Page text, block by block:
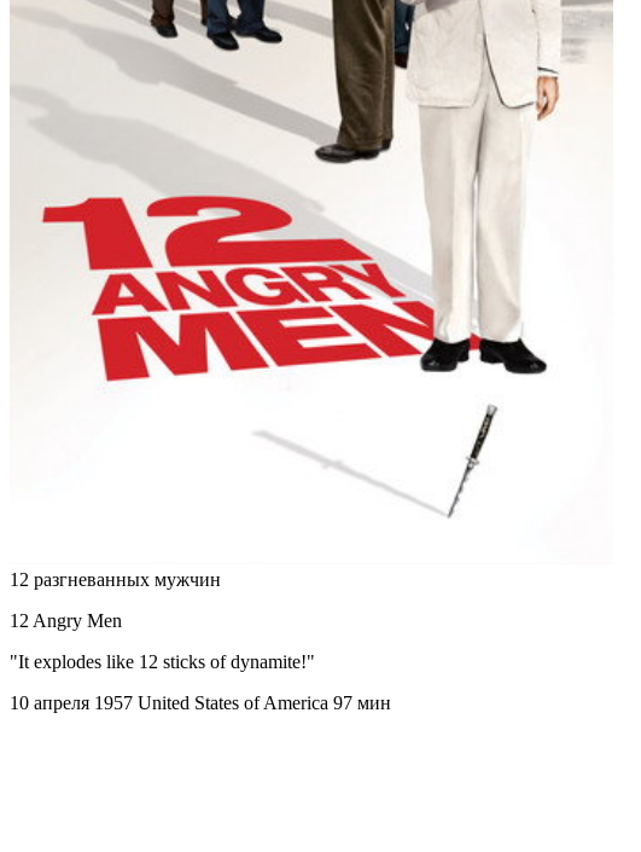
12 разгневанных мужчин
12 Angry Men
"It explodes like 12 sticks of dynamite!"
10 апреля 1957 United States of America 97 мин